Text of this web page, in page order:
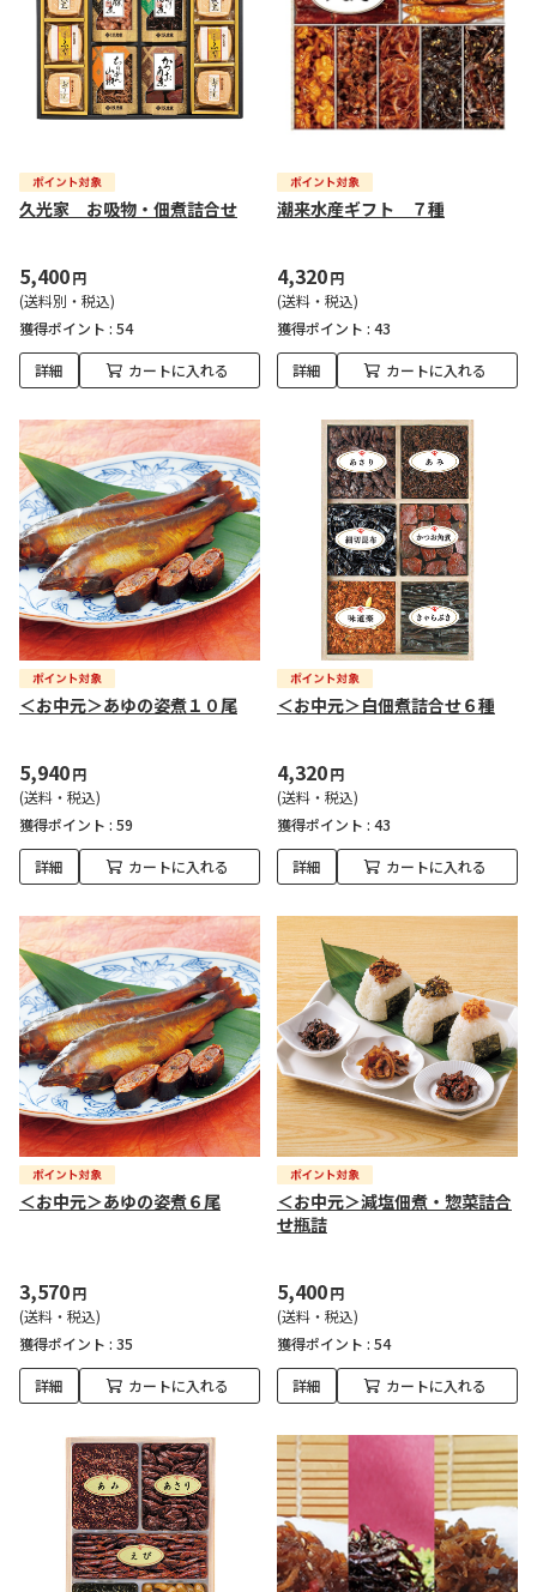
久光家 お吸物・佃煮詰合せ
5,400円
(送料別・税込)
獲得ポイント : 54
詳細 カートに入れる
潮来水産ギフト ７種
4,320円
(送料・税込)
獲得ポイント : 43
詳細 カートに入れる
＜お中元＞あゆの姿煮１０尾
5,940円
(送料・税込)
獲得ポイント : 59
詳細 カートに入れる
＜お中元＞白佃煮詰合せ６種
4,320円
(送料・税込)
獲得ポイント : 43
詳細 カートに入れる
＜お中元＞あゆの姿煮６尾
3,570円
(送料・税込)
獲得ポイント : 35
詳細 カートに入れる
＜お中元＞減塩佃煮・惣菜詰合
せ瓶詰
5,400円
(送料・税込)
獲得ポイント : 54
詳細 カートに入れる